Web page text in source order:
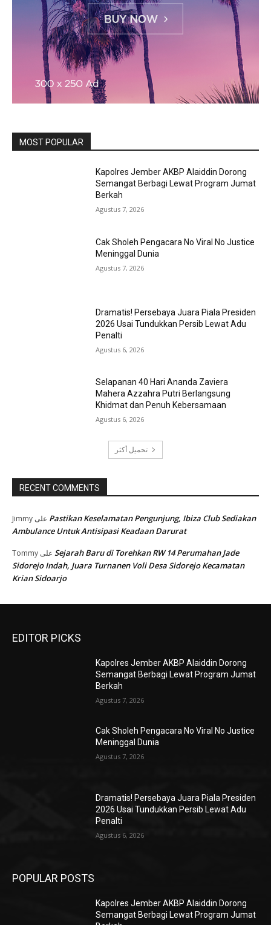
MOST POPULAR
Kapolres Jember AKBP Alaiddin Dorong
Semangat Berbagi Lewat Program Jumat
Berkah
Agustus 7, 2026
Cak Sholeh Pengacara No Viral No Justice
Meninggal Dunia
Agustus 7, 2026
Dramatis! Persebaya Juara Piala Presiden
2026 Usai Tundukkan Persib Lewat Adu
Penalti
Agustus 6, 2026
Selapanan 40 Hari Ananda Zaviera
Mahera Azzahra Putri Berlangsung
Khidmat dan Penuh Kebersamaan
Agustus 6, 2026
تحميل أكثر
RECENT COMMENTS
Jimmy
Pastikan Keselamatan Pengunjung, Ibiza Club Sediakan
Ambulance Untuk Antisipasi Keadaan Darurat
Tommy
Sejarah Baru di Torehkan RW 14 Perumahan Jade
Sidorejo Indah, Juara Turnanen Voli Desa Sidorejo Kecamatan
Krian Sidoarjo
EDITOR PICKS
Kapolres Jember AKBP Alaiddin Dorong
Semangat Berbagi Lewat Program Jumat
Berkah
Agustus 7, 2026
Cak Sholeh Pengacara No Viral No Justice
Meninggal Dunia
Agustus 7, 2026
Dramatis! Persebaya Juara Piala Presiden
2026 Usai Tundukkan Persib Lewat Adu
Penalti
Agustus 6, 2026
POPULAR POSTS
Kapolres Jember AKBP Alaiddin Dorong
Semangat Berbagi Lewat Program Jumat